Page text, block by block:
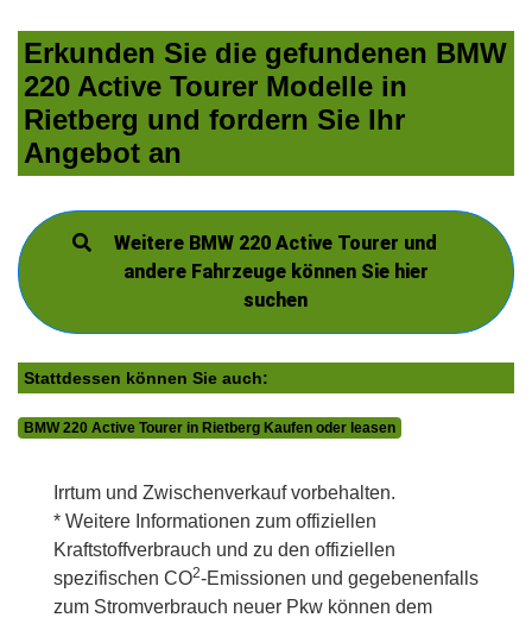
Erkunden Sie die gefundenen BMW
220 Active Tourer Modelle in
Rietberg und fordern Sie Ihr
Angebot an
Weitere BMW 220 Active Tourer und
andere Fahrzeuge können Sie hier
suchen
Stattdessen können Sie auch:
BMW 220 Active Tourer in Rietberg Kaufen oder leasen
Irrtum und Zwischenverkauf vorbehalten.
* Weitere Informationen zum offiziellen
Kraftstoffverbrauch und zu den offiziellen
spezifischen CO2-Emissionen und gegebenenfalls
zum Stromverbrauch neuer Pkw können dem